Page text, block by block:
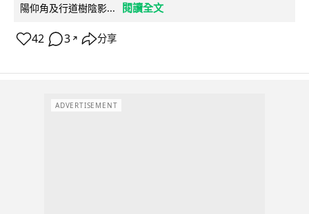
陽仰角及行道樹陰影...
閱讀全文
42 3 ↗ 分享
ADVERTISEMENT